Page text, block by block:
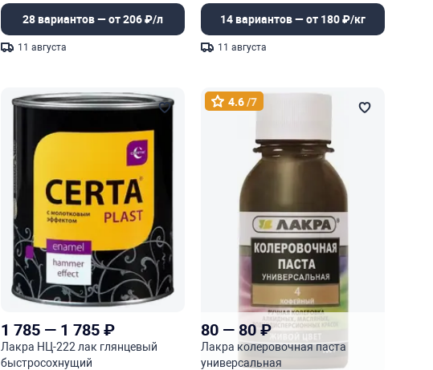
28 вариантов — от 206 ₽/л
11 августа
14 вариантов — от 180 ₽/кг
11 августа
1 785 — 1 785₽
Лакра НЦ-222 лак глянцевый
быстросохнущий
4.6/7
80 — 80₽
Лакра колеровочная паста
универсальная